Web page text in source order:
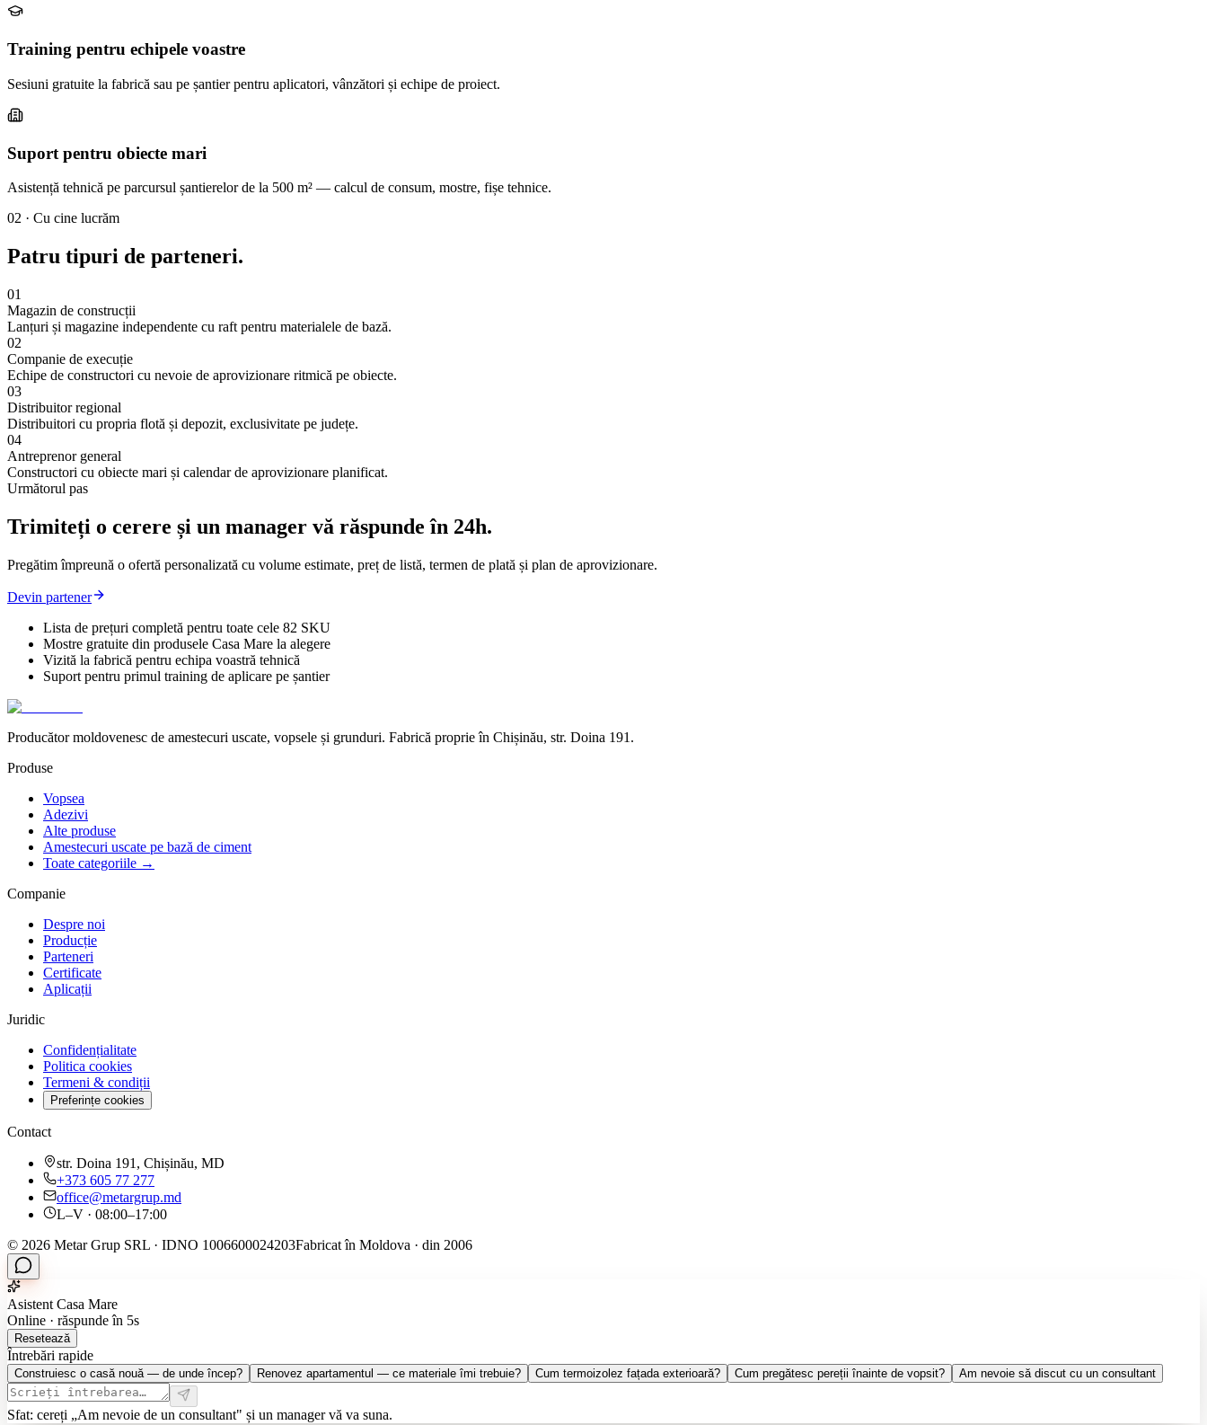
Training pentru echipele voastre
Sesiuni gratuite la fabrică sau pe șantier pentru aplicatori, vânzători și echipe de proiect.
Suport pentru obiecte mari
Asistență tehnică pe parcursul șantierelor de la 500 m² — calcul de consum, mostre, fișe tehnice.
02 · Cu cine lucrăm
Patru tipuri de parteneri.
01
Magazin de construcții
Lanțuri și magazine independente cu raft pentru materialele de bază.
02
Companie de execuție
Echipe de constructori cu nevoie de aprovizionare ritmică pe obiecte.
03
Distribuitor regional
Distribuitori cu propria flotă și depozit, exclusivitate pe județe.
04
Antreprenor general
Constructori cu obiecte mari și calendar de aprovizionare planificat.
Următorul pas
Trimiteți o cerere și un manager vă răspunde în 24h.
Pregătim împreună o ofertă personalizată cu volume estimate, preț de listă, termen de plată și plan de aprovizionare.
Devin partener
Lista de prețuri completă pentru toate cele 82 SKU
Mostre gratuite din produsele Casa Mare la alegere
Vizită la fabrică pentru echipa voastră tehnică
Suport pentru primul training de aplicare pe șantier
Producător moldovenesc de amestecuri uscate, vopsele și grunduri. Fabrică proprie în Chișinău, str. Doina 191.
Produse
Vopsea
Adezivi
Alte produse
Amestecuri uscate pe bază de ciment
Toate categoriile →
Companie
Despre noi
Producție
Parteneri
Certificate
Aplicații
Juridic
Confidențialitate
Politica cookies
Termeni & condiții
Preferințe cookies
Contact
str. Doina 191, Chișinău, MD
+373 605 77 277
office@metargrup.md
L–V · 08:00–17:00
© 2026 Metar Grup SRL · IDNO 1006600024203Fabricat în Moldova · din 2006
Asistent Casa Mare
Online · răspunde în 5s
Resetează
Întrebări rapide
Construiesc o casă nouă — de unde încep? Renovez apartamentul — ce materiale îmi trebuie? Cum termoizolez fațada exterioară? Cum pregătesc pereții înainte de vopsit? Am nevoie să discut cu un consultant
Sfat: cereți „Am nevoie de un consultant" și un manager vă va suna.